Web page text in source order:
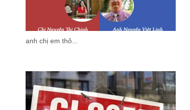
anh chị em thô...